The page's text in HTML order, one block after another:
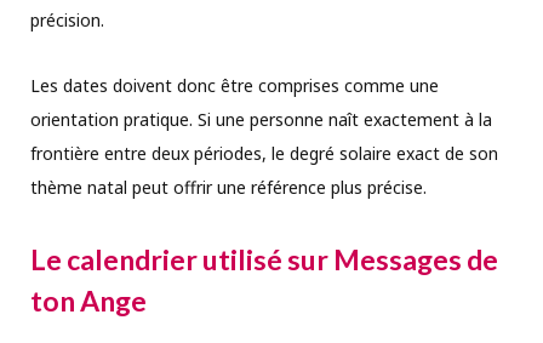
précision.
Les dates doivent donc être comprises comme une
orientation pratique. Si une personne naît exactement à la
frontière entre deux périodes, le degré solaire exact de son
thème natal peut offrir une référence plus précise.
Le calendrier utilisé sur Messages de
ton Ange